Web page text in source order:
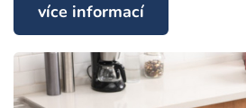
více informací